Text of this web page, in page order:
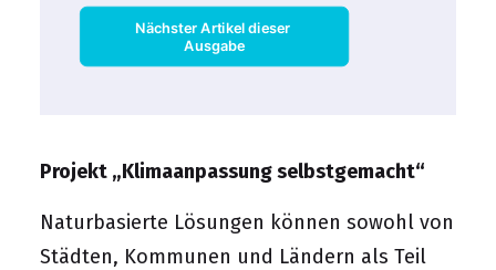
Nächster Artikel dieser
Ausgabe
Projekt „Klimaanpassung selbstgemacht“
Naturbasierte Lösungen können sowohl von
Städten, Kommunen und Ländern als Teil